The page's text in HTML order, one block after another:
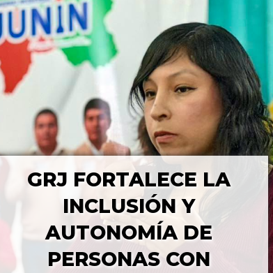
GRJ FORTALECE LA
INCLUSIÓN Y
AUTONOMÍA DE
PERSONAS CON